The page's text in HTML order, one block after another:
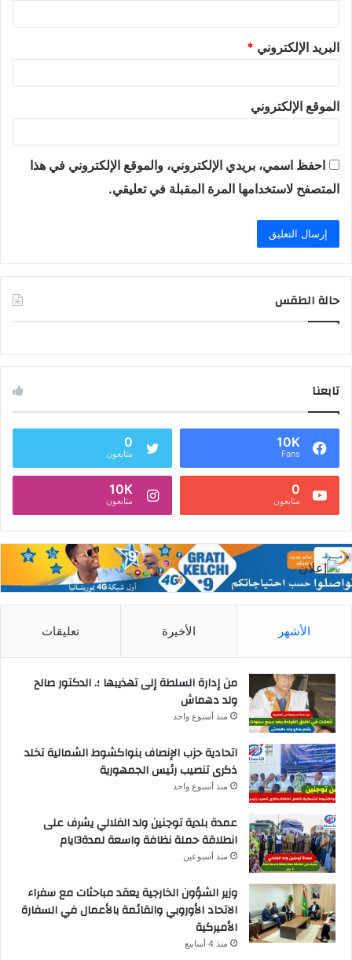
البريد الإلكتروني *
الموقع الإلكتروني
احفظ اسمي، بريدي الإلكتروني، والموقع الإلكتروني في هذا
المتصفح لاستخدامها المرة المقبلة في تعليقي.
حالة الطقس
تابعنا
10K
Fans
0
متابعون
0
متابعون
10K
متابعون
الأشهر الأخيرة تعليقات
من إدارة السلطة إلى تهذيبها ؛. الدكتور صالح
ولد دهماش
منذ أسبوع واحد
اتحادية حزب الإنصاف بنواكشوط الشمالية تخلد
ذكرى تنصيب رئيس الجمهورية
منذ أسبوع واحد
عمدة بلدية توجنين ولد الفلالي يشرف على
انطلاقة حملة نظافة واسعة لمدة3ايام
منذ أسبوعين
وزير الشؤون الخارجية يعقد مباحثات مع سفراء
الاتحاد الأوروبي والقائمة بالأعمال في السفارة
الأميركية
منذ 4 أسابيع